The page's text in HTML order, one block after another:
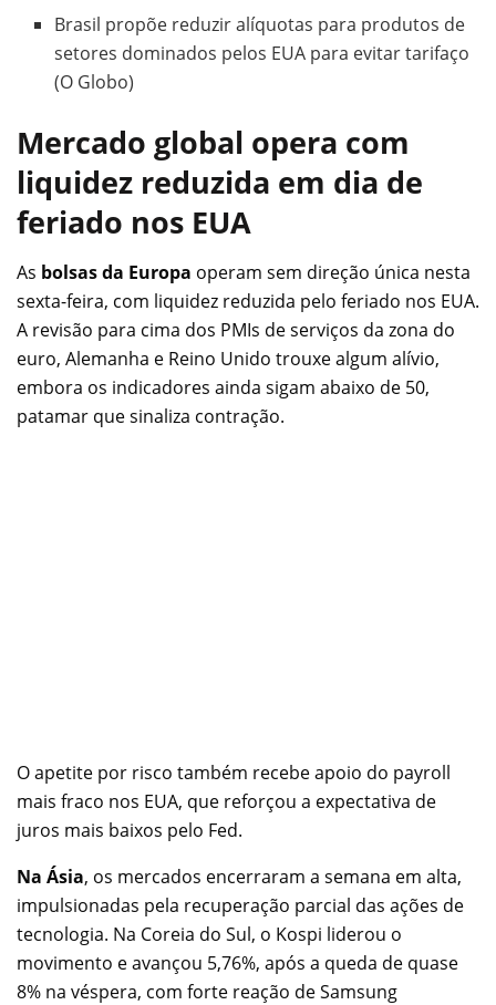
Brasil propõe reduzir alíquotas para produtos de
setores dominados pelos EUA para evitar tarifaço
(O Globo)
Mercado global opera com
liquidez reduzida em dia de
feriado nos EUA
As bolsas da Europa operam sem direção única nesta
sexta-feira, com liquidez reduzida pelo feriado nos EUA.
A revisão para cima dos PMIs de serviços da zona do
euro, Alemanha e Reino Unido trouxe algum alívio,
embora os indicadores ainda sigam abaixo de 50,
patamar que sinaliza contração.
O apetite por risco também recebe apoio do payroll
mais fraco nos EUA, que reforçou a expectativa de
juros mais baixos pelo Fed.
Na Ásia, os mercados encerraram a semana em alta,
impulsionadas pela recuperação parcial das ações de
tecnologia. Na Coreia do Sul, o Kospi liderou o
movimento e avançou 5,76%, após a queda de quase
8% na véspera, com forte reação de Samsung